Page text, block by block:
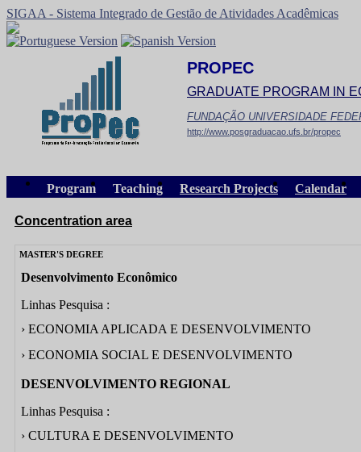
SIGAA - Sistema Integrado de Gestão de Atividades Acadêmicas
PROPEC
GRADUATE PROGRAM IN
FUNDAÇÃO UNIVERSIDADE
http://www.posgraduacao.ufs.br/propec
Program Teaching Research Projects Calendar
Concentration area
MASTER'S DEGREE
Desenvolvimento Econômico
Linhas Pesquisa :
› ECONOMIA APLICADA E DESENVOLVIMENTO
› ECONOMIA SOCIAL E DESENVOLVIMENTO
DESENVOLVIMENTO REGIONAL
Linhas Pesquisa :
› CULTURA E DESENVOLVIMENTO